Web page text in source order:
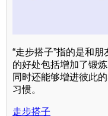
“走步搭子”指的是和
的好处包括增加了锻
同时还能够增进彼此
习惯。
走步搭子